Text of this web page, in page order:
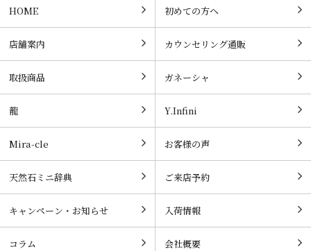
HOME 初めての方へ
店舗案内 カウンセリング通販
取扱商品 ガネーシャ
龍 Y.Infini
Mira-cle お客様の声
天然石ミニ辞典 ご来店予約
キャンペーン・お知らせ 入荷情報
コラム 会社概要